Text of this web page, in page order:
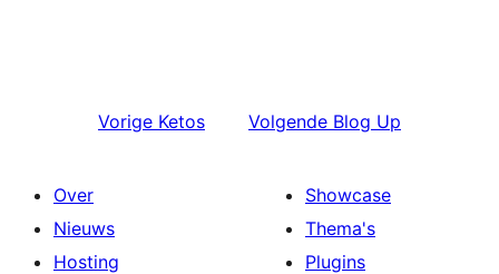
Vorige Ketos Volgende Blog Up
Over
Nieuws
Hosting
Showcase
Thema's
Plugins